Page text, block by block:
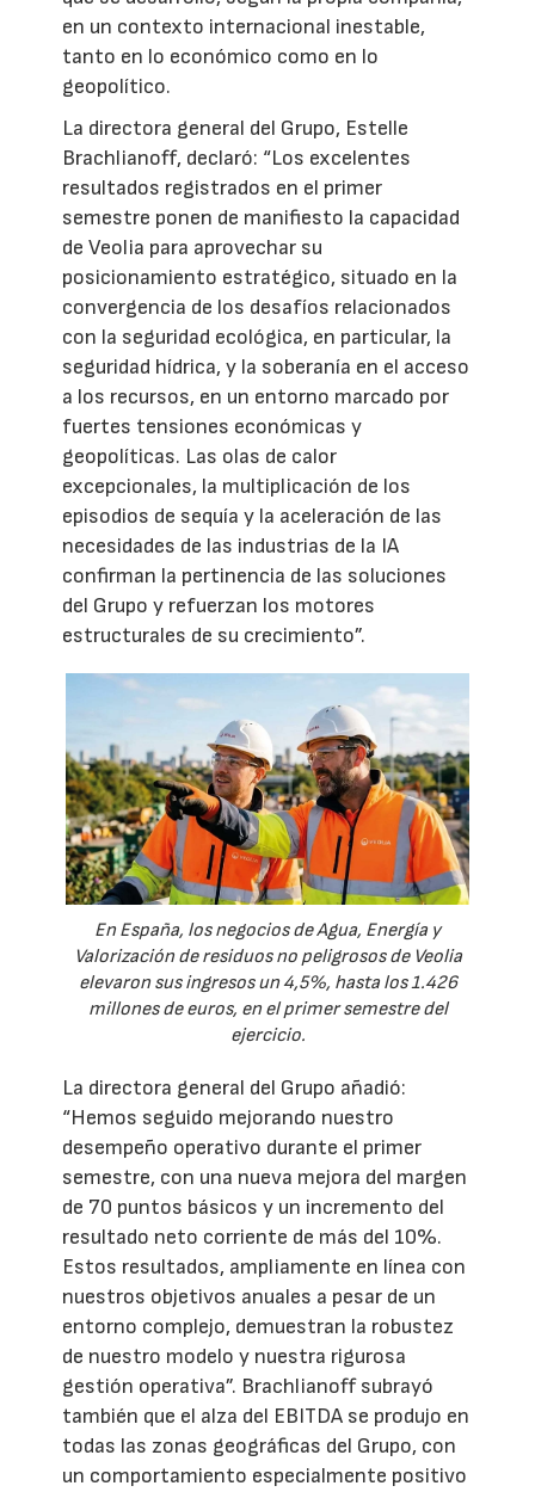
en un contexto internacional inestable,
tanto en lo económico como en lo
geopolítico.
La directora general del Grupo, Estelle
Brachlianoff, declaró: “Los excelentes
resultados registrados en el primer
semestre ponen de manifiesto la capacidad
de Veolia para aprovechar su
posicionamiento estratégico, situado en la
convergencia de los desafíos relacionados
con la seguridad ecológica, en particular, la
seguridad hídrica, y la soberanía en el acceso
a los recursos, en un entorno marcado por
fuertes tensiones económicas y
geopolíticas. Las olas de calor
excepcionales, la multiplicación de los
episodios de sequía y la aceleración de las
necesidades de las industrias de la IA
confirman la pertinencia de las soluciones
del Grupo y refuerzan los motores
estructurales de su crecimiento”.
En España, los negocios de Agua, Energía y
Valorización de residuos no peligrosos de Veolia
elevaron sus ingresos un 4,5%, hasta los 1.426
millones de euros, en el primer semestre del
ejercicio.
La directora general del Grupo añadió:
“Hemos seguido mejorando nuestro
desempeño operativo durante el primer
semestre, con una nueva mejora del margen
de 70 puntos básicos y un incremento del
resultado neto corriente de más del 10%.
Estos resultados, ampliamente en línea con
nuestros objetivos anuales a pesar de un
entorno complejo, demuestran la robustez
de nuestro modelo y nuestra rigurosa
gestión operativa”. Brachlianoff subrayó
también que el alza del EBITDA se produjo en
todas las zonas geográficas del Grupo, con
un comportamiento especialmente positivo